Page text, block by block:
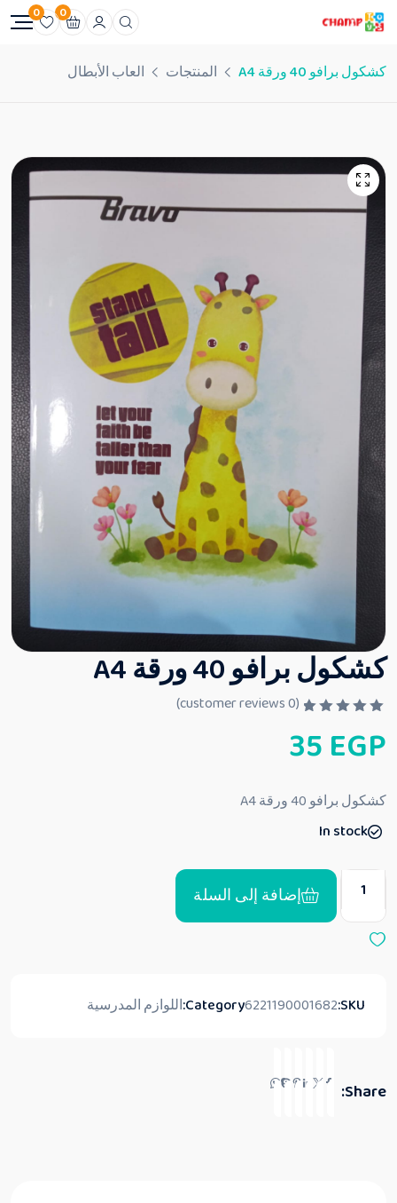
0
0
كشكول برافو 40 ورقة A4 المنتجات العاب الأبطال
كشكول برافو 40 ورقة A4
م
ا
ي
م
ن
(
0
35EGP
كشكول برافو 40 ورقة A4
In stock
إضافة إلى السلة
SKU:
6221190001682
Category: اللوازم المدرسية
Share: